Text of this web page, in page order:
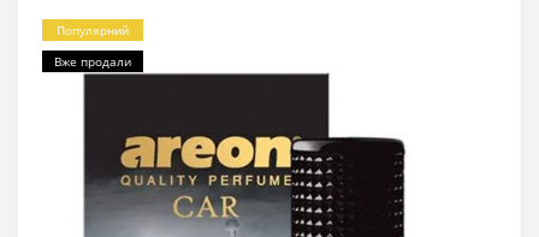
Популярний
Вже продали